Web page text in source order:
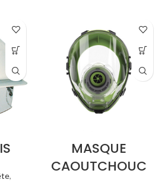
,
MASQUE
CAOUTCHOUC